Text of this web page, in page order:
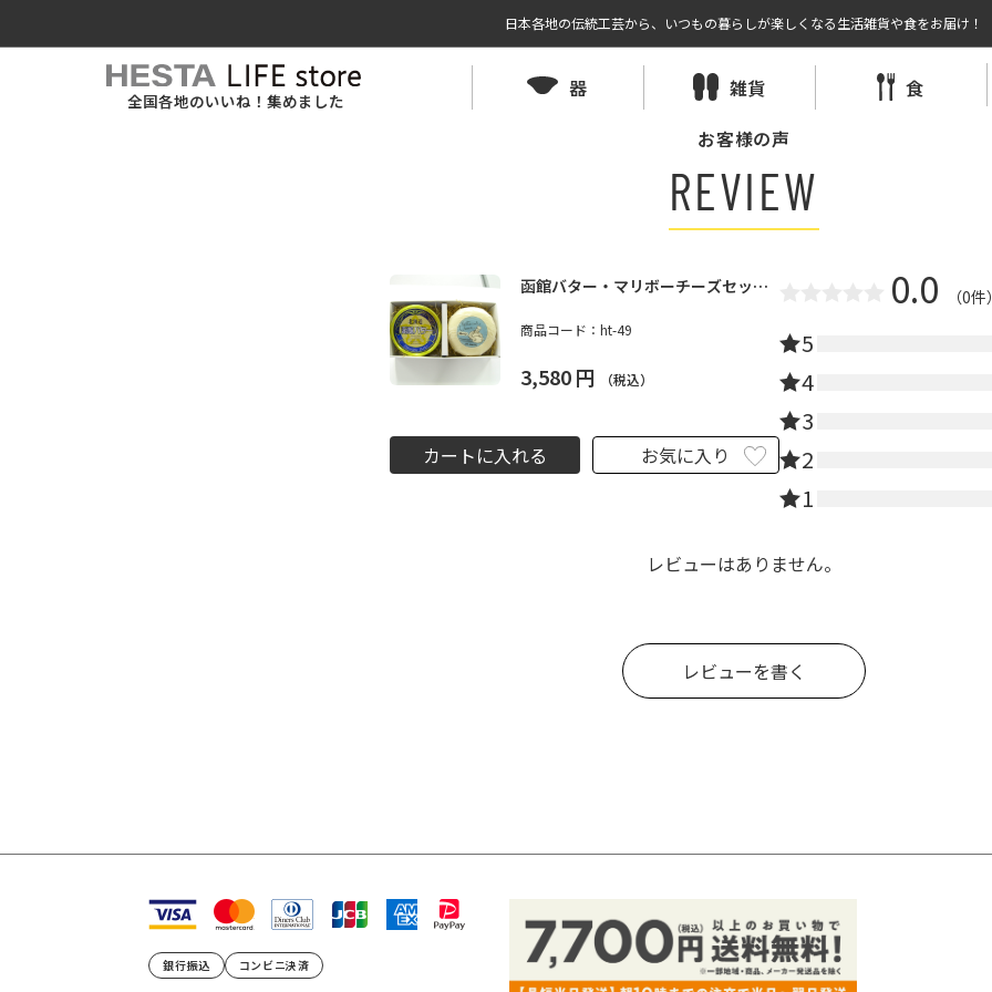
日本各地の伝統工芸から、いつもの暮らしが楽しくなる生活雑貨や食をお届け！
全国各地のいいね！集めました 器 雑貨
食
お客様の声
REVIEW
函館バター・マリボーチーズセット
商品コード： ht-49
3,580円 （税込）
カートに入れる お気に入り
0.0 （0
5
4
3
2
1
レビューはありません。
レビューを書く
銀行振込 コンビニ決済